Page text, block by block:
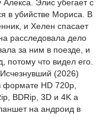
Элис убегает с
в убийстве Мориса. В
и Хелен спасает
расследовала дело
за ним в поезде, и
потому что видел его.
(2026)
формате HD 720p,
BDRip, 3D и 4K а
на андроид в